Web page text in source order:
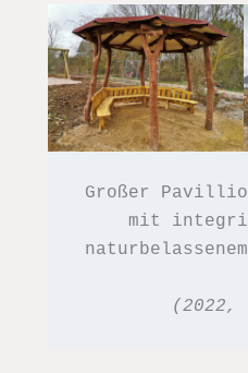
Großer
mit
(2022,